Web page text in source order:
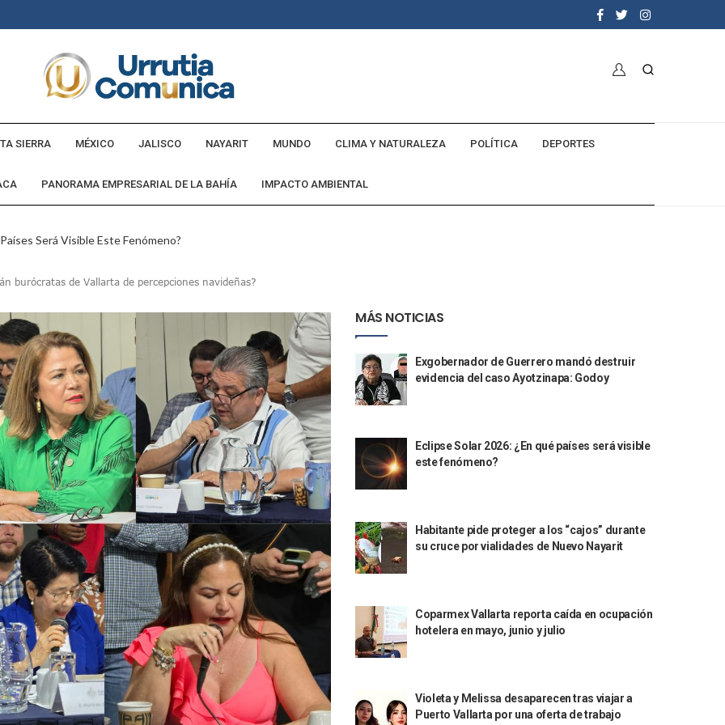
SIERRA MÉXICO JALISCO NAYARIT MUNDO CLIMA Y NATURALEZA POLÍTICA DEPORTES
PANORAMA EMPRESARIAL DE LA BAHÍA IMPACTO AMBIENTAL
Será Visible Este Fenómeno?
En Ocupación Hotelera En Mayo, Junio Y Julio
Puerto Vallarta Ante La Virgen De Guadalupe
Nacional Para Sembrar 6.6 Millones De Árboles
Virtual De Un Menor De 13 Años En Puerto Vallarta
Las Principales Causas De Enfermedad En Jalisco
Cultura En Mascota Con Nuevo Auditorio
Los Archivos Municipales En Puerto Vallarta
Combate Al CJNG Con Nuevos Cargos Y Objetivos Prioritarios
Márquez, Desaparecido En Puerto Vallarta
Sustento Legal De Las Descargas Residuales Al Mar
Ambiental Por Incendios Históricos
De Tritones Vallarta; Será Financiado Por Privados
En Puerto Vallarta, ¿para Quiénes Aplica Y Cómo Tramitarlas?
Explosión De Una Pipa En Tlaquepaque (VIDEO)
De La Cuarta Transformación A Puerto Vallarta Y Tomatlán
En El Estero El Salado Por Su 26 Aniversario
PriceAgencies Awards 2026 En Ciudad De México
En Puerto Vallarta Para Emprendedores Y Ciudadanía
Integrar La Planilla Del PAN Vallarta Para El 2027
burócratas de Vallarta de percepciones navideñas?
MÁS NOTICIAS
Exgobernador de Guerrero mandó destruir
evidencia del caso Ayotzinapa: Godoy
Eclipse Solar 2026: ¿En qué países será visible
este fenómeno?
Habitante pide proteger a los “cajos” durante
su cruce por vialidades de Nuevo Nayarit
Coparmex Vallarta reporta caída en ocupación
hotelera en mayo, junio y julio
Violeta y Melissa desaparecen tras viajar a
Puerto Vallarta por una oferta de trabajo